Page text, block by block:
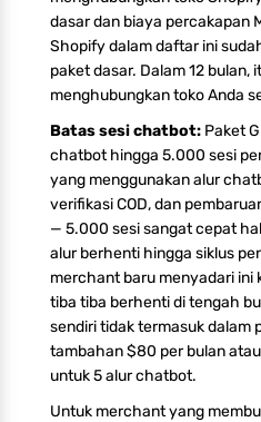
dasar dan biaya percakapan
Shopify dalam daftar ini
paket dasar. Dalam 12
menghubungkan toko Anda
Batas sesi chatbot: Paket
chatbot hingga 5.000 sesi
yang menggunakan alur
verifikasi COD, dan
— 5.000 sesi sangat cepat
alur berhenti hingga siklus
merchant baru menyadari ini
tiba tiba berhenti di tengah
sendiri tidak termasuk dalam
tambahan $80 per bulan
untuk 5 alur chatbot.
Untuk merchant yang